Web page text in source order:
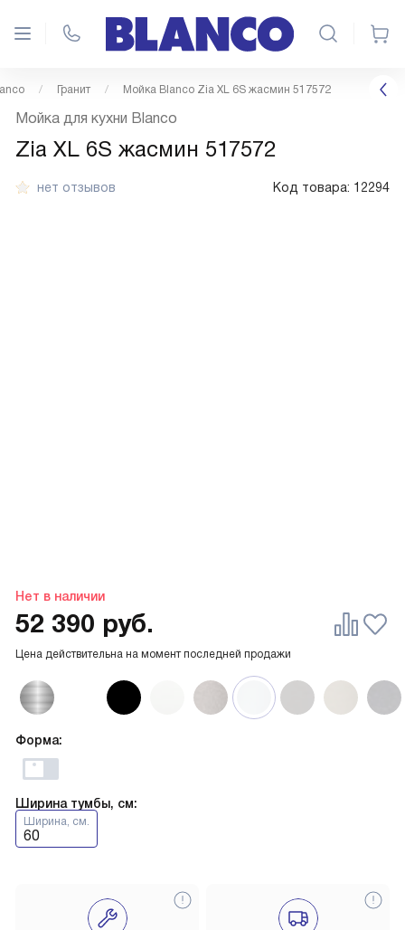
Гранит Мойка Blanco Zia XL 6S жасмин 517572
нет отзывов Код товара: 12294
Нет в наличии
Мойка для кухни Blanco
Zia XL 6S жасмин 517572
Форма:
Ширина тумбы, см:
Ширина, см.
60
Цена действительна на момент последней продажи
52 390 руб.